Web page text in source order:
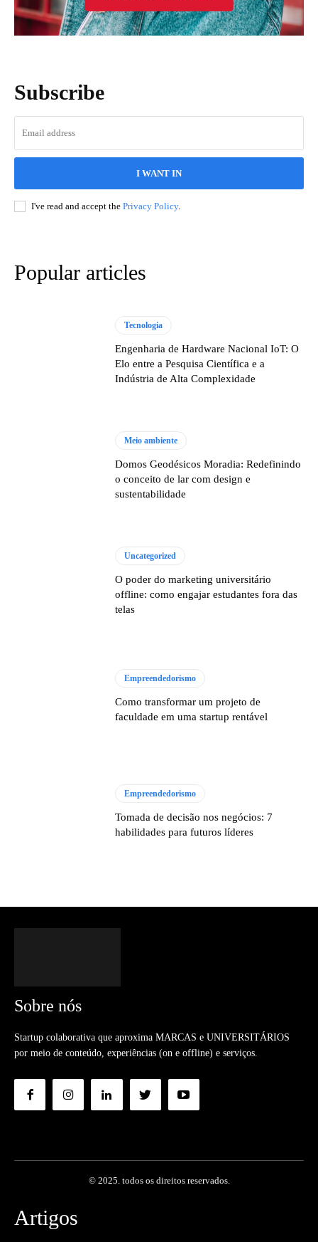
Subscribe
I WANT IN
I've read and accept the Privacy Policy.
Popular articles
Tecnologia
Engenharia de Hardware Nacional IoT: O
Elo entre a Pesquisa Científica e a
Indústria de Alta Complexidade
Meio ambiente
Domos Geodésicos Moradia: Redefinindo
o conceito de lar com design e
sustentabilidade
Uncategorized
O poder do marketing universitário
offline: como engajar estudantes fora das
telas
Empreendedorismo
Como transformar um projeto de
faculdade em uma startup rentável
Empreendedorismo
Tomada de decisão nos negócios: 7
habilidades para futuros líderes
Sobre nós
Startup colaborativa que aproxima MARCAS e UNIVERSITÁRIOS
por meio de conteúdo, experiências (on e offline) e serviços.
© 2025. todos os direitos reservados.
Artigos